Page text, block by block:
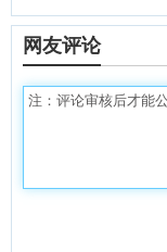
网友评论